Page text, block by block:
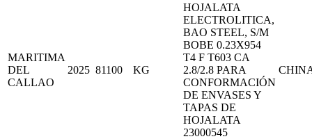
MARITIMA
DEL
CALLAO
2025 81100 KG
HOJALATA
ELECTROLITICA,
BAO STEEL, S/M
BOBE 0.23X954
T4 F T603 CA
2.8/2.8 PARA
CONFORMACIÓN
DE ENVASES Y
TAPAS DE
HOJALATA
23000545